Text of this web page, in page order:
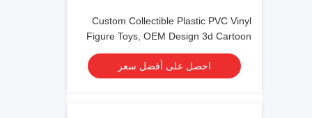
Custom Collectible Plastic PVC Vinyl
Figure Toys, OEM Design 3d Cartoon
Plastic Figure Toys
احصل على أفضل سعر